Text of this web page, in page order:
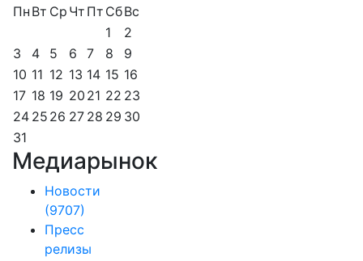
Пн Вт Ср Чт Пт СбВс
1
2
3
4 5 6 7 8
9
10 11 12 13 14 15 16
17 18 19 20 21 22 23
24 25 26 27 28 29 30
31
Медиарынок
Новости
(9707)
Пресс
релизы